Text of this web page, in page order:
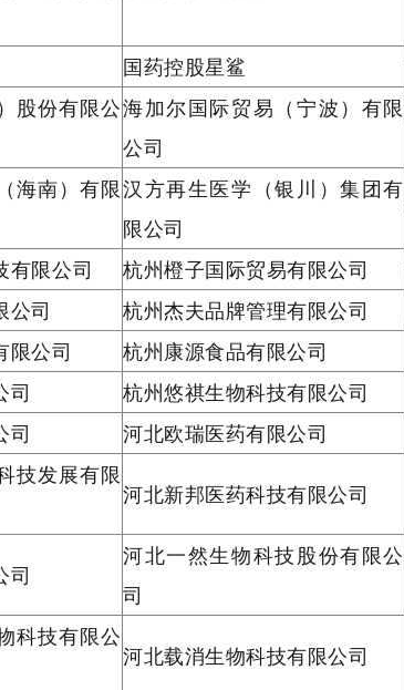
国药控股星鲨
股份有限公海加尔国际贸易（宁波）有限
公司
海南）有限汉方再生医学（银川）集团有
限公司
有限公司 杭州橙子国际贸易有限公司
公司
杭州杰夫品牌管理有限公司
限公司
杭州康源食品有限公司
司
杭州悠祺生物科技有限公司
司
河北欧瑞医药有限公司
技发展有限
河北新邦医药科技有限公司
司
河北一然生物科技股份有限公
司
科技有限公
河北载消生物科技有限公司